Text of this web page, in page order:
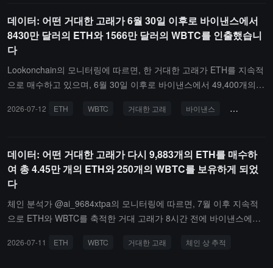
데이터: 어떤 거대한 고래가 6월 30일 이후로 바이낸스에서
8430만 달러의 ETH와 1566만 달러의 WBTC를 인출했습니
다
Lookonchain의 모니터링에 따르면, 한 거대한 고래가 ETH를 지속적
으로 매수하고 있으며, 6월 30일 이후로 바이낸스에서 49,400개의 E
를 인출하여 1,566만 달러의 가치를 지니고 있습니다.
2026-07-12 ETH WBTC 거대한 고래 바이낸스 체인 상 추
데이터: 어떤 거대한 고래가 다시 9,883개의 ETH를 매수하
여 총 4.45만 개의 ETH와 250개의 WBTC를 보유하게 되었
다
체인 분석가 @ai_9684xtpa의 모니터링에 따르면, 7월 이후 지속적
으로 ETH와 WBTC를 축적한 거대 고래가 8시간 전에 바이낸스에서
TH와 250개의 WBTC를 보유하고 있으며, 인출 평균가는 각각 1,69
2026-07-11 ETH WBTC 거대한 고래 체인 상 추적